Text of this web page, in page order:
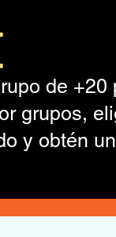
de +20
grupos,
y obtén